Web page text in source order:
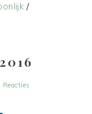
/
Reacties